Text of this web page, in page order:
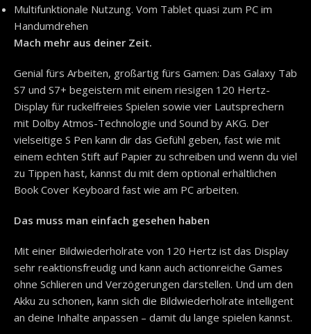
Multifunktionale Nutzung. Vom Tablet quasi zum PC im
Handumdrehen
Mach mehr aus deiner Zeit.
Genial fürs Arbeiten, großartig fürs Gamen: Das Galaxy Tab
S7 und S7+ begeistern mit einem riesigen 120 Hertz-
Display für ruckelfreies Spielen sowie vier Lautsprechern
mit Dolby Atmos-Technologie und Sound by AKG. Der
vielseitige S Pen kann dir das Gefühl geben, fast wie mit
einem echten Stift auf Papier zu schreiben und wenn du viel
zu Tippen hast, kannst du mit dem optional erhältlichen
Book Cover Keyboard fast wie am PC arbeiten.
Das muss man einfach gesehen haben
Mit einer Bildwiederholrate von 120 Hertz ist das Display
sehr reaktionsfreudig und kann auch actionreiche Games
ohne Schlieren und Verzögerungen darstellen. Und um den
Akku zu schonen, kann sich die Bildwiederholrate intelligent
an deine Inhalte anpassen – damit du lange spielen kannst.